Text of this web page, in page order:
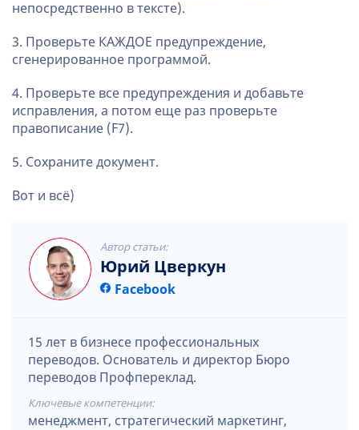
непосредственно в тексте).
3. Проверьте КАЖДОЕ предупреждение,
сгенерированное программой.
4. Проверьте все предупреждения и добавьте
исправления, а потом еще раз проверьте
правописание (F7).
5. Сохраните документ.
Вот и всё)
Автор статьи:
Юрий Цверкун
Facebook
15 лет в бизнесе профессиональных
переводов. Основатель и директор Бюро
переводов Профпереклад.
Ключевые компетенции:
менеджмент, стратегический маркетинг,